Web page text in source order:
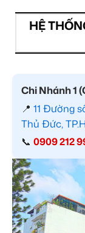
HỆ
Chi Nhánh 1
📍 11 Đường
Thủ Đức,
📞 0909 212